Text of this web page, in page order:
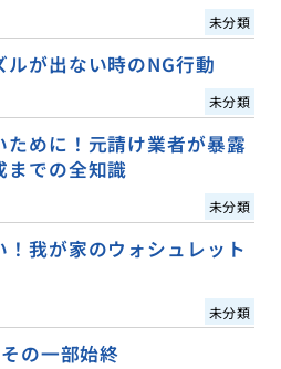
未分類
が出ない時のNG行動
未分類
めに！元請け業者が暴露
までの全知識
未分類
我が家のウォシュレット
未分類
の一部始終